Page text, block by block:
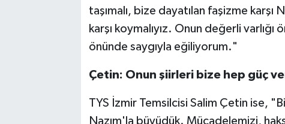
taşımalı, bize dayatılan faşizme
karşı koymalıyız. Onun değerli varlığı
önünde saygıyla eğiliyorum."
Çetin: Onun şiirleri bize hep güç
TYS İzmir Temsilcisi Salim Çetin ise,
Nazım'la büyüdük. Mücadelemizi,